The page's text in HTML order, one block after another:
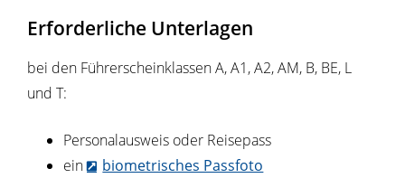
Erforderliche Unterlagen
bei den Führerscheinklassen A, A1, A2, AM, B, BE, L
und T:
Personalausweis oder Reisepass
ein
biometrisches Passfoto